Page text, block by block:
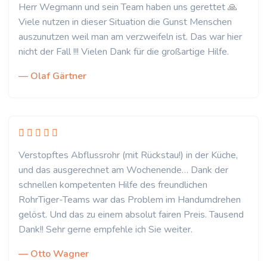
Herr Wegmann und sein Team haben uns gerettet 🙏
Viele nutzen in dieser Situation die Gunst Menschen
auszunutzen weil man am verzweifeln ist. Das war hier
nicht der Fall !!! Vielen Dank für die großartige Hilfe.
— Olaf Gärtner
Verstopftes Abflussrohr (mit Rückstau!) in der Küche,
und das ausgerechnet am Wochenende… Dank der
schnellen kompetenten Hilfe des freundlichen
RohrTiger-Teams war das Problem im Handumdrehen
gelöst. Und das zu einem absolut fairen Preis. Tausend
Dank!! Sehr gerne empfehle ich Sie weiter.
— Otto Wagner